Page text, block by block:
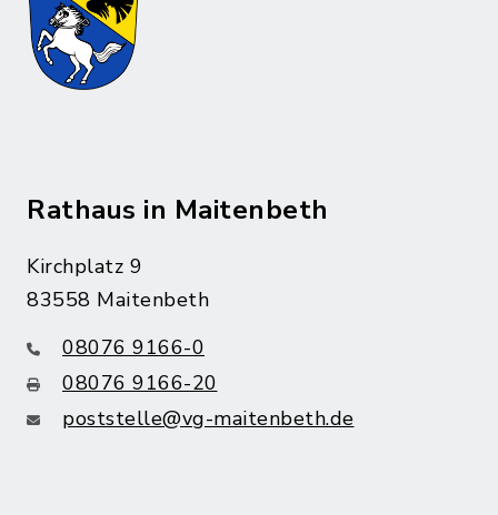
Rathaus in Maitenbeth
Kirchplatz 9
83558 Maitenbeth
08076 9166-0
08076 9166-20
poststelle@vg-maitenbeth.de